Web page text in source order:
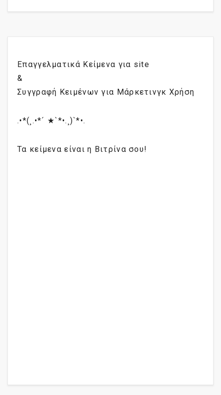
Επαγγελματικά Κείμενα για site
&
Συγγραφή Κειμένων για Μάρκετινγκ Χρήση
.•*(¸.•*´ ★`*•.¸)`*•.
Τα κείμενα είναι η Βιτρίνα σου!